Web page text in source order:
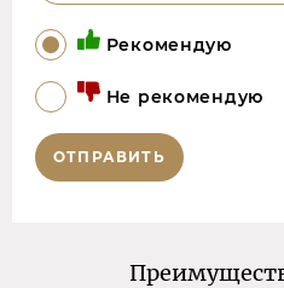
Рекомендую
Не рекомендую
ОТПРАВИТЬ